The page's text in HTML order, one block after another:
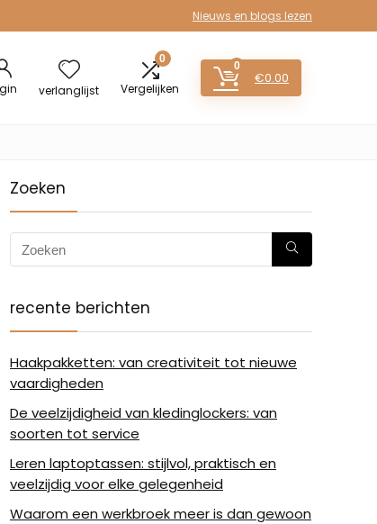
Nieuws en blogs lezen
verlanglijst
0
Vergelijken
0
€0.00
Zoeken
recente berichten
Haakpakketten: van creativiteit tot nieuwe
vaardigheden
De veelzijdigheid van kledinglockers: van
soorten tot service
Leren laptoptassen: stijlvol, praktisch en
veelzijdig voor elke gelegenheid
Waarom een werkbroek meer is dan gewoon